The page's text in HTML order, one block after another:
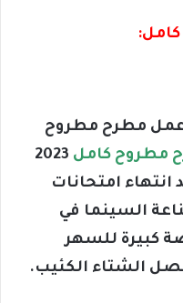
عمل مطرح مطروح
مطروح كامل 2023
امتحانات
السينما في
كبيرة للسهر
الشتاء الكئيب.